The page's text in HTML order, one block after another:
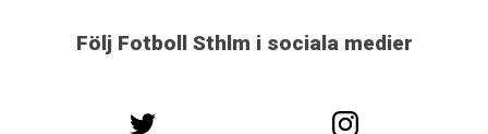
Följ Fotboll Sthlm i sociala medier